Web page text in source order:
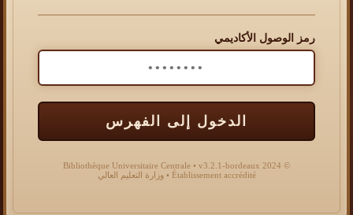
رمز الوصول الأكاديمي
الدخول إلى الفهرس
© 2024 Bibliothèque Universitaire Centrale • v3.2.1-bordeaux
Établissement accrédité • وزارة التعليم العالي